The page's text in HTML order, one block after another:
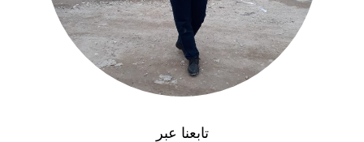
تابعنا عبر